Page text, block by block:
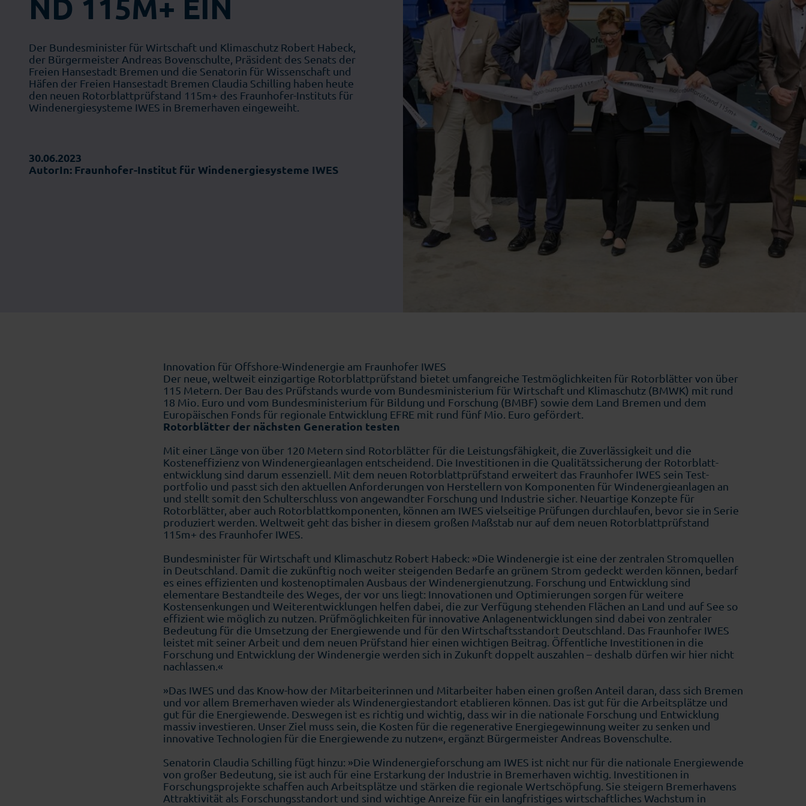
Einzelhandel
Der Bundesminister für Wirtschaft und Klimaschutz Robert Habeck,
der Bürgermeister Andreas Bovenschulte, Präsident des Senats der
Freien Hansestadt Bremen und die Senatorin für Wissenschaft und
Häfen der Freien Hansestadt Bremen Claudia Schilling haben heute
den neuen Rotorblattprüfstand 115m+ des Fraunhofer-Instituts für
Windenergiesysteme IWES in Bremerhaven eingeweiht.
30.06.2023
AutorIn: Fraunhofer-Institut für Windenergiesysteme IWES
Innovation für Offshore-Windenergie am Fraunhofer IWES
Der neue, weltweit einzigartige Rotorblattprüfstand bietet umfangreiche Testmöglichkeiten für Rotorblätter von über
115 Metern. Der Bau des Prüfstands wurde vom Bundesministerium für Wirtschaft und Klimaschutz (BMWK) mit rund
18 Mio. Euro und vom Bundesministerium für Bildung und Forschung (BMBF) sowie dem Land Bremen und dem
Europäischen Fonds für regionale Entwicklung EFRE mit rund fünf Mio. Euro gefördert.
Rotorblätter der nächsten Generation testen
Mit einer Länge von über 120 Metern sind Rotorblätter für die Leistungsfähigkeit, die Zuverlässigkeit und die
Kosteneffizienz von Windenergieanlagen entscheidend. Die Investitionen in die Qualitätssicherung der Rotorblatt­
entwicklung sind darum essenziell. Mit dem neuen Rotorblattprüfstand erweitert das Fraunhofer IWES sein Test­
portfolio und passt sich den aktuellen Anforderungen von Herstellern von Komponenten für Windenergieanlagen an
und stellt somit den Schulterschluss von angewandter Forschung und Industrie sicher. Neuartige Konzepte für
Rotorblätter, aber auch Rotorblattkomponenten, können am IWES vielseitige Prüfungen durchlaufen, bevor sie in Serie
produziert werden. Weltweit geht das bisher in diesem großen Maßstab nur auf dem neuen Rotorblattprüfstand
115m+ des Fraunhofer IWES.
Bundesminister für Wirtschaft und Klimaschutz Robert Habeck: »Die Windenergie ist eine der zentralen Stromquellen
in Deutschland. Damit die zukünftig noch weiter steigenden Bedarfe an grünem Strom gedeckt werden können, bedarf
es eines effizienten und kostenoptimalen Ausbaus der Windenergienutzung. Forschung und Entwicklung sind
elementare Bestandteile des Weges, der vor uns liegt: Innovationen und Optimierungen sorgen für weitere
Kostensenkungen und Weiterentwicklungen helfen dabei, die zur Verfügung stehenden Flächen an Land und auf See so
effizient wie möglich zu nutzen. Prüfmöglichkeiten für innovative Anlagenentwicklungen sind dabei von zentraler
Bedeutung für die Umsetzung der Energiewende und für den Wirtschaftsstandort Deutschland. Das Fraunhofer IWES
leistet mit seiner Arbeit und dem neuen Prüfstand hier einen wichtigen Beitrag. Öffentliche Investitionen in die
Forschung und Entwicklung der Windenergie werden sich in Zukunft doppelt auszahlen – deshalb dürfen wir hier nicht
nachlassen.«
»Das IWES und das Know-how der Mitarbeiterinnen und Mitarbeiter haben einen großen Anteil daran, dass sich Bremen
und vor allem Bremerhaven wieder als Windenergiestandort etablieren können. Das ist gut für die Arbeitsplätze und
gut für die Energiewende. Deswegen ist es richtig und wichtig, dass wir in die nationale Forschung und Entwicklung
massiv investieren. Unser Ziel muss sein, die Kosten für die regenerative Energiegewinnung weiter zu senken und
innovative Technologien für die Energiewende zu nutzen«, ergänzt Bürgermeister Andreas Bovenschulte.
Senatorin Claudia Schilling fügt hinzu: »Die Windenergieforschung am IWES ist nicht nur für die nationale Energiewende
von großer Bedeutung, sie ist auch für eine Erstarkung der Industrie in Bremerhaven wichtig. Investitionen in
Forschungsprojekte schaffen auch Arbeitsplätze und stärken die regionale Wertschöpfung. Sie steigern Bremerhavens
Attraktivität als Forschungsstandort und sind wichtige Anreize für ein langfristiges wirtschaftliches Wachstum in